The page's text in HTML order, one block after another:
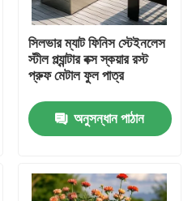
সিলভার ম্যাট ফিনিস স্টেইনলেস
স্টীল প্ল্যান্টার বক্স স্কয়ার রস্ট
প্রুফ মেটাল ফুল পাত্র
অনুসন্ধান পাঠান